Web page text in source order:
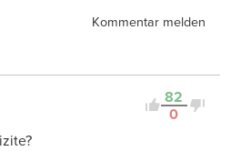
Kommentar melden
82
0